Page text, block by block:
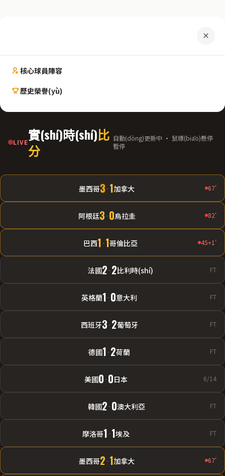
核心球員陣容
歷史榮譽(yù)
LIVE實(shí)時(shí)比
分
自動(dòng)更新中 · 鼠標(biāo)懸停
暫停
墨西哥3-1加拿大 67'
阿根廷3- 0烏拉圭 82'
巴西1- 1哥倫比亞 45+1'
法國2- 2比利時(shí) FT
英格蘭1-0意大利 FT
西班牙3- 2葡萄牙 FT
德國1-2荷蘭 FT
美國0-0日本 6/14
韓國2- 0澳大利亞 FT
摩洛哥1- 1埃及 FT
墨西哥2-1加拿大 67'